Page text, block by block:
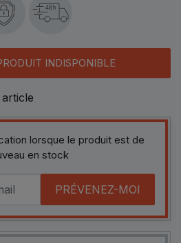
48h
INDISPONIBLE
article
lorsque le produit est de
en stock
PRÉVENEZ-MOI